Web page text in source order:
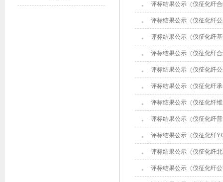
评标结果公示（仪征化纤
评标结果公示（仪征化纤
评标结果公示（仪征化纤
评标结果公示（仪征化纤
评标结果公示（仪征化纤
评标结果公示（仪征化纤
评标结果公示（仪征化纤
评标结果公示（仪征化纤
评标结果公示（仪征化纤
评标结果公示（仪征化纤
评标结果公示（仪征化纤